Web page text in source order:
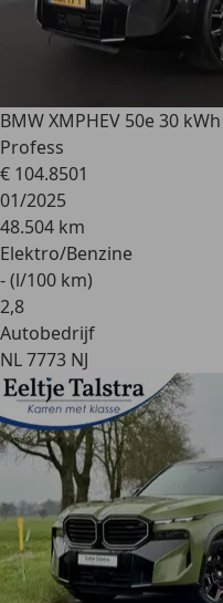
BMW XMPHEV 50e 30
Profess
€ 104.8501
01/2025
48.504 km
Elektro/Benzine
- (l/100 km)
2,8
Autobedrijf
NL 7773 NJ